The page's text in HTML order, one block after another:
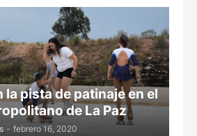
pista de patinaje en el
de La Paz
- febrero 16, 2020